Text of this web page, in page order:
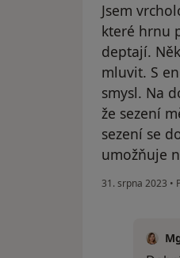
Jsem
které hrnu
deptají.
mluvit. S
smysl. Na
že sezení
sezení se
umožňuje
31. srpna 2023 •